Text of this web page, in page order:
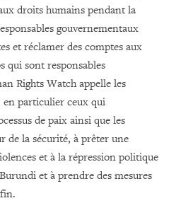
droits humains pendant la
gouvernementaux
et réclamer des comptes aux
qui sont responsables
Rights Watch appelle les
particulier ceux qui
de paix ainsi que les
de la sécurité, à prêter une
et à la répression politique
et à prendre des mesures